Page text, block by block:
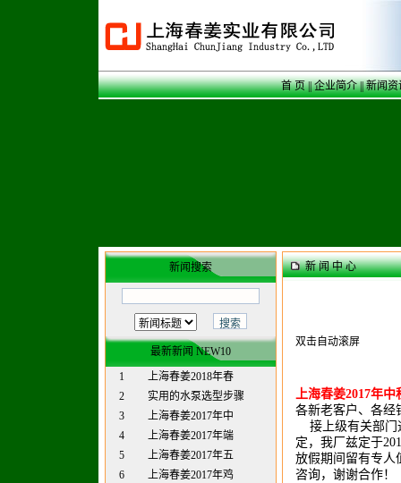
首 页||企业简介||新闻资
新闻搜索
最新新闻 NEW10
1
上海春姜2018年春
2
实用的水泵选型步骤
3
上海春姜2017年中
4
上海春姜2017年端
5
上海春姜2017年五
6
上海春姜2017年鸡
新 闻 中 心
双击自动滚屏
上海春姜2017年
各新老客户、各经
接上级有关部门
定，我厂兹定于
放假期间留有专人
咨询，谢谢合作！